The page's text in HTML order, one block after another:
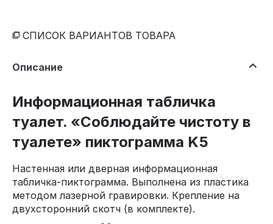
СПИСОК ВАРИАНТОВ ТОВАРА
Описание
Информационная табличка
туалет. «Соблюдайте чистоту в
туалете» пиктограмма K5
Настенная или дверная информационная
табличка-пиктограмма. Выполнена из пластика
методом лазерной гравировки. Крепление на
двухсторонний скотч (в комплекте).